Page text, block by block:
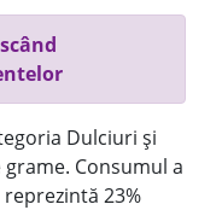
Dulciuri și
Consumul a
23%